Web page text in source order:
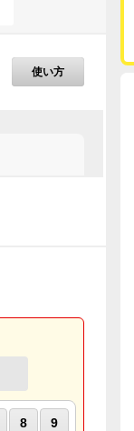
使い方
8 9